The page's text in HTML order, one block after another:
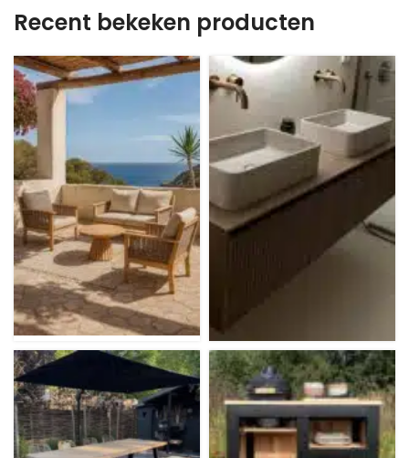
Recent bekeken producten